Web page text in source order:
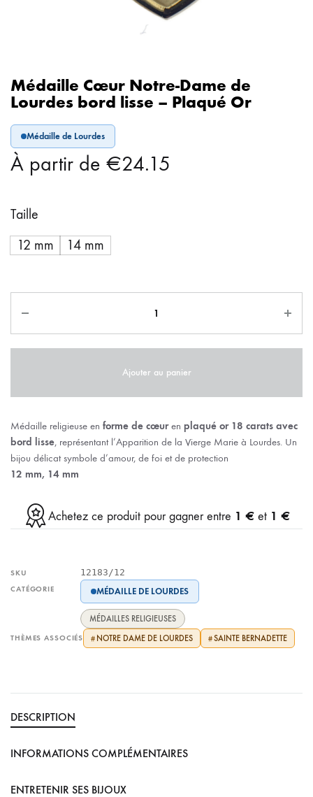
Médaille Cœur Notre-Dame de
Lourdes bord lisse – Plaqué Or
Médaille de Lourdes
À partir de €24.15
Taille
12 mm
14 mm
Ajouter au panier
Médaille religieuse en forme de cœuren plaqué or 18 carats avec
bord lisse, représentant l’Apparition de la Vierge Marie à Lourdes. Un
bijou délicat symbole d’amour, de foi et de protection
12 mm, 14 mm
Achetez ce produit pour gagner entre 1 € et 1 €
SKU 12183/12
CATÉGORIE MÉDAILLE DE LOURDES
MÉDAILLES RELIGIEUSES
THÈMES ASSOCIÉS # NOTRE DAME DE LOURDES #SAINTE BERNADETTE
DESCRIPTION
INFORMATIONS COMPLÉMENTAIRES
ENTRETENIR SES BIJOUX